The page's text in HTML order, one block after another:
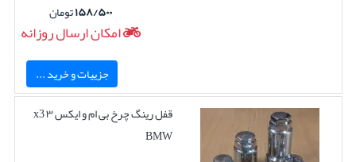
۱۵۸/۵۰۰تومان
امکان ارسال روزانه
جزییات و خرید ...
قفل رینگ چرخ بی ام و ایکس ۳ x3
BMW